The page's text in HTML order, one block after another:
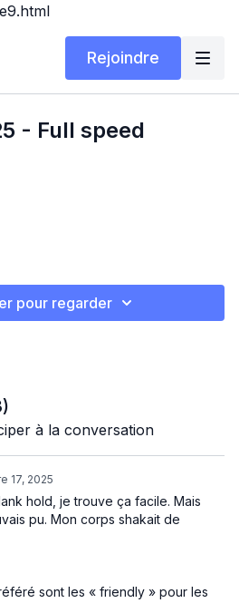
Rejoindre
- Full speed
aujourd'hui qui te laissera en sueur
step up
jump
pour regarder
)
à la conversation
17, 2025
hold, je trouve ça facile. Mais
pu. Mon corps shakait de
sont les « friendly » pour les